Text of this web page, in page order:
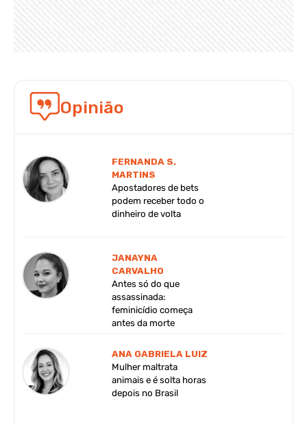
Opinião
FERNANDA S.
MARTINS
Apostadores de bets
podem receber todo o
dinheiro de volta
JANAYNA
CARVALHO
Antes só do que
assassinada:
feminicídio começa
antes da morte
ANA GABRIELA LUIZ
Mulher maltrata
animais e é solta horas
depois no Brasil